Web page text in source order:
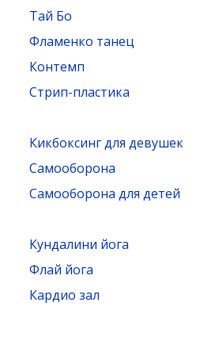
Тай Бо
Фламенко танец
Контемп
Стрип-пластика
Кикбоксинг для девушек
Самооборона
Самооборона для детей
Кундалини йога
Флай йога
Кардио зал